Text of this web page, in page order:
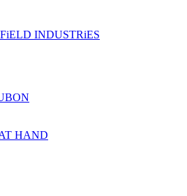
INDUSTRiES
HAND